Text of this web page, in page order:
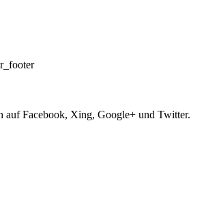
auf Facebook, Xing, Google+ und Twitter.